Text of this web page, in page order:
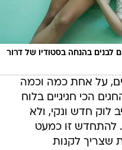
בהנחה בסטודיו של דרור
על אחת כמה וכמה
הכי חגיגיים בלוח
לוק חדש ונקי, ולא
להתחדש זו כמעט
שצריך לקנות